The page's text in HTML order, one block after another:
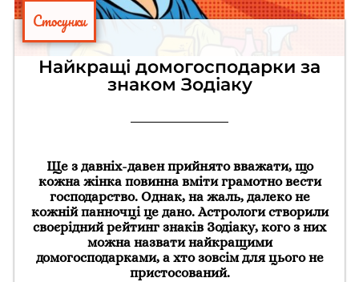
Стосунки
Найкращі домогосподарки за
знаком Зодіаку
Ще з давніх-давен прийнято вважати, що
кожна жінка повинна вміти грамотно вести
господарство. Однак, на жаль, далеко не
кожній панночці це дано. Астрологи створили
своєрідний рейтинг знаків Зодіаку, кого з них
можна назвати найкращими
домогосподарками, а хто зовсім для цього не
пристосований.